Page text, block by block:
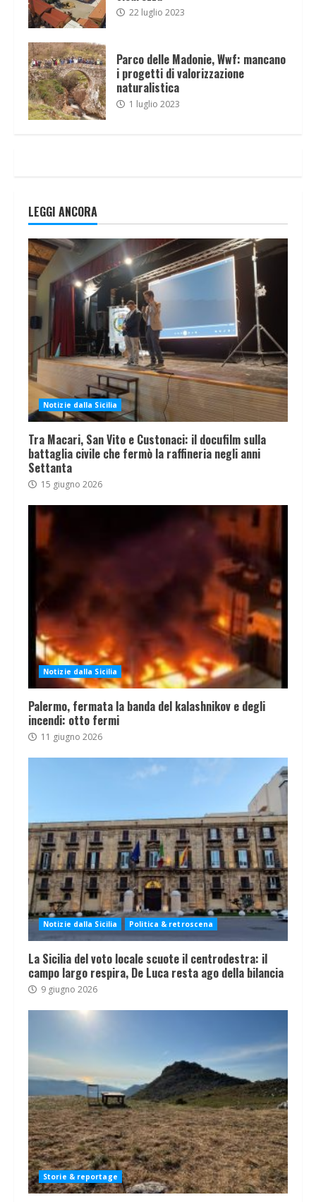
22 luglio 2023
Parco delle Madonie, Wwf: mancano
i progetti di valorizzazione
naturalistica
1 luglio 2023
LEGGI ANCORA
Notizie dalla Sicilia
Tra Macari, San Vito e Custonaci: il docufilm sulla
battaglia civile che fermò la raffineria negli anni
Settanta
15 giugno 2026
Notizie dalla Sicilia
Palermo, fermata la banda del kalashnikov e degli
incendi: otto fermi
11 giugno 2026
Notizie dalla Sicilia Politica & retroscena
La Sicilia del voto locale scuote il centrodestra: il
campo largo respira, De Luca resta ago della bilancia
9 giugno 2026
Storie & reportage